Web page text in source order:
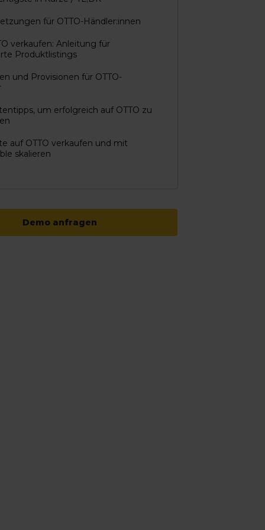
für OTTO-Händler:innen
verkaufen: Anleitung für
Produktlistings
und Provisionen für OTTO-
um erfolgreich auf OTTO zu
auf OTTO verkaufen und mit
skalieren
Demo anfragen